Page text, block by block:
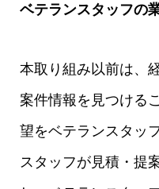
ベテランスタッフの
本取り組み以前は、
案件情報を見つける
望をベテランスタッ
スタッフが見積・提